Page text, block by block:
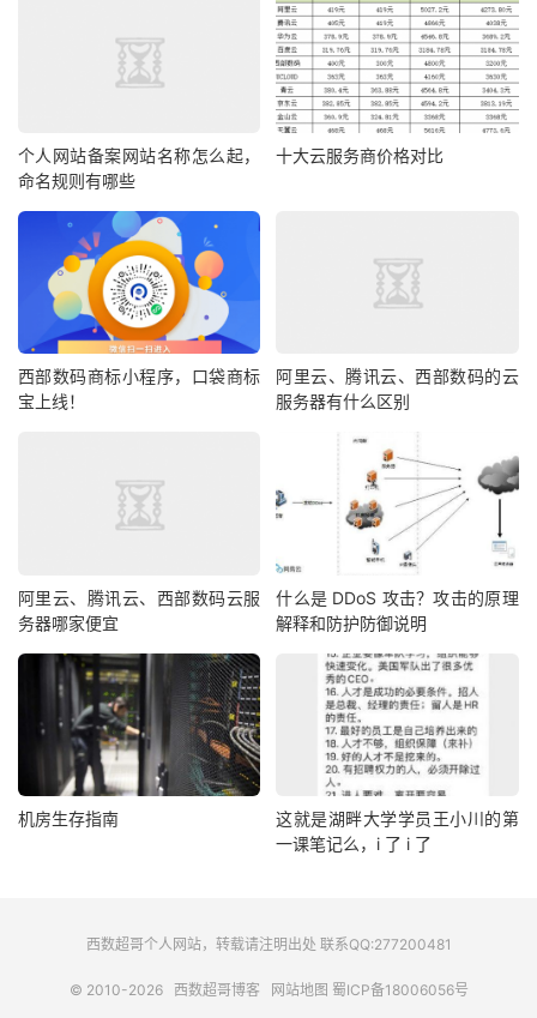
个人网站备案网站名称怎么起，
命名规则有哪些
十大云服务商价格对比
西部数码商标小程序，口袋商标
宝上线！
阿里云、腾讯云、西部数码的云
服务器有什么区别
阿里云、腾讯云、西部数码云服
务器哪家便宜
什么是 DDoS 攻击？攻击的原理
解释和防护防御说明
机房生存指南
这就是湖畔大学学员王小川的第
一课笔记么，i 了 i 了
西数超哥个人网站，转载请注明出处 联系QQ:277200481
© 2010-2026 西数超哥博客 网站地图 蜀ICP备18006056号